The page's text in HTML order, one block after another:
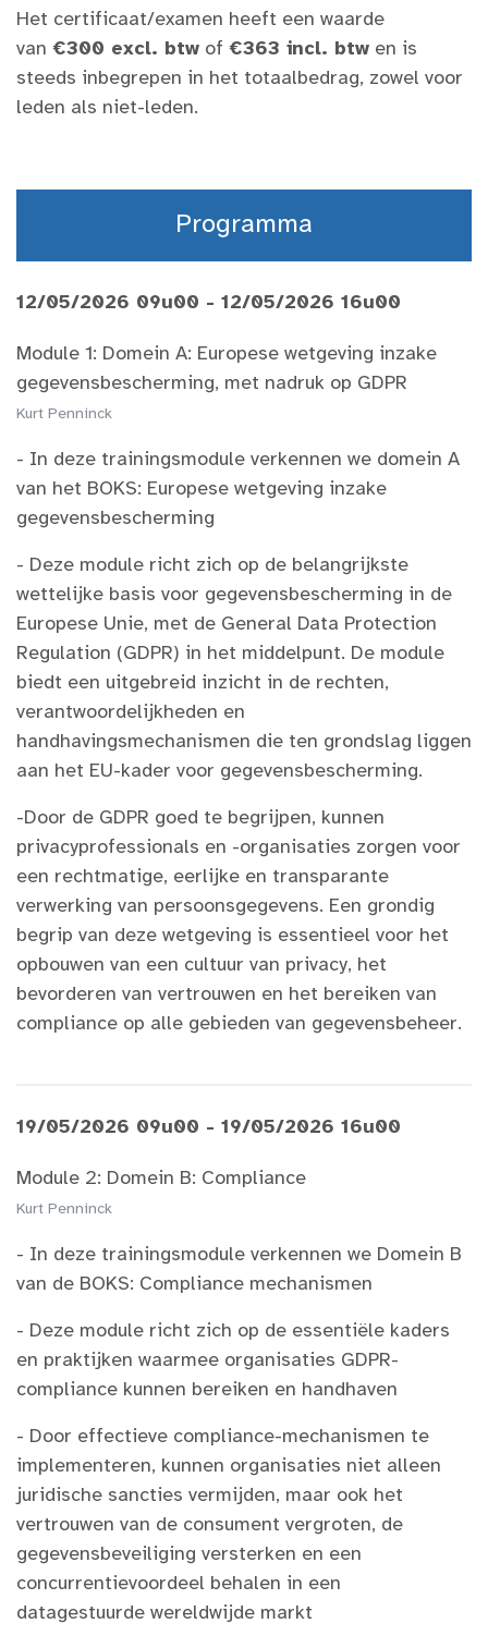
Het certificaat/examen heeft een waarde
van €300 excl. btw of €363 incl. btw en is
steeds inbegrepen in het totaalbedrag, zowel voor
leden als niet-leden.
Programma
12/05/2026 09u00 - 12/05/2026 16u00
Module 1: Domein A​: Europese wetgeving inzake
gegevensbescherming, met nadruk op GDPR
Kurt Penninck
- In deze trainingsmodule verkennen we domein A
van het BOKS: Europese wetgeving inzake
gegevensbescherming​
- Deze module richt zich op de belangrijkste
wettelijke basis voor gegevensbescherming in de
Europese Unie, met de General Data Protection
Regulation (GDPR) in het middelpunt. De module
biedt een uitgebreid inzicht in de rechten,
verantwoordelijkheden en
handhavingsmechanismen die ten grondslag liggen
aan het EU-kader voor gegevensbescherming.​
-Door de GDPR goed te begrijpen, kunnen
privacyprofessionals en -organisaties zorgen voor
een rechtmatige, eerlijke en transparante
verwerking van persoonsgegevens. Een grondig
begrip van deze wetgeving is essentieel voor het
opbouwen van een cultuur van privacy, het
bevorderen van vertrouwen en het bereiken van
compliance op alle gebieden van gegevensbeheer.​
19/05/2026 09u00 - 19/05/2026 16u00
Module 2: Domein B: Compliance
Kurt Penninck
- In deze trainingsmodule verkennen we Domein B
van de BOKS: Compliance mechanismen​
- Deze module richt zich op de essentiële kaders
en praktijken waarmee organisaties GDPR-
compliance kunnen bereiken en handhaven​
- Door effectieve compliance-mechanismen te
implementeren, kunnen organisaties niet alleen
juridische sancties vermijden, maar ook het
vertrouwen van de consument vergroten, de
gegevensbeveiliging versterken en een
concurrentievoordeel behalen in een
datagestuurde wereldwijde markt​